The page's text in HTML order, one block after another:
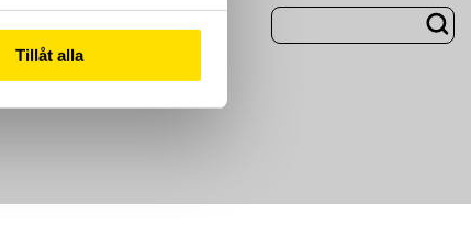
Tillåt alla
Om Oss